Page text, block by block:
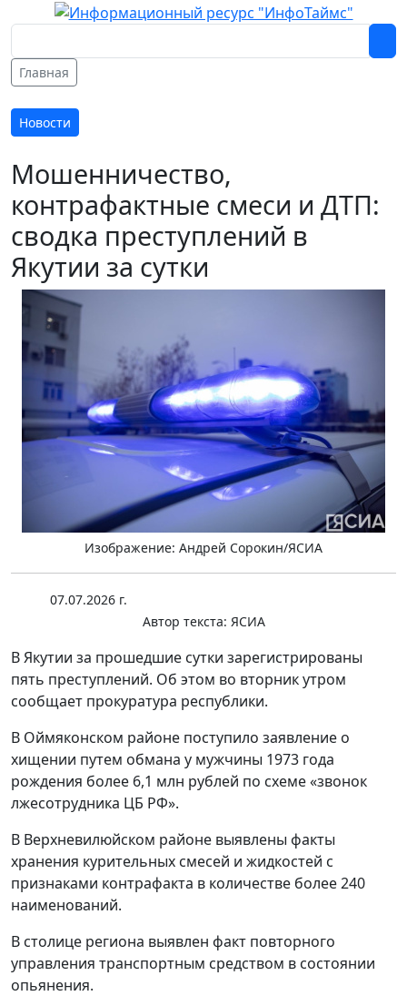
Главная
Новости
Мошенничество,
контрафактные смеси и ДТП:
сводка преступлений в
Якутии за сутки
Изображение: Андрей Сорокин/ЯСИА
07.07.2026 г.
Автор текста: ЯСИА
В Якутии за прошедшие сутки зарегистрированы
пять преступлений. Об этом во вторник утром
сообщает прокуратура республики.
В Оймяконском районе поступило заявление о
хищении путем обмана у мужчины 1973 года
рождения более 6,1 млн рублей по схеме «звонок
лжесотрудника ЦБ РФ».
В Верхневилюйском районе выявлены факты
хранения курительных смесей и жидкостей с
признаками контрафакта в количестве более 240
наименований.
В столице региона выявлен факт повторного
управления транспортным средством в состоянии
опьянения.